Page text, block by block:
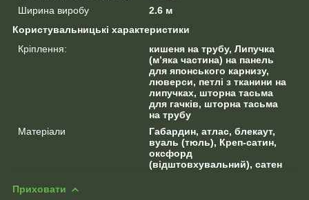
Ширина виробу
2.6 м
Користувальницькі характеристики
Кріплення:
кишеня на трубу, Липучка
(м’яка частина) на панель
для японського карнизу,
люверси, петлі з тканини на
липучках, шторна тасьма
для гачків, шторна тасьма
на трубу
Матеріали
Габардин, атлас, блекаут,
вуаль (тюль), Креп-сатин,
оксфорд
(відштовхувальний), сатен
Приховати